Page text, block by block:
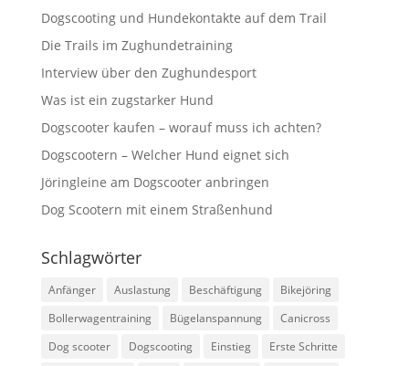
Dogscooting und Hundekontakte auf dem Trail
Die Trails im Zughundetraining
Interview über den Zughundesport
Was ist ein zugstarker Hund
Dogscooter kaufen – worauf muss ich achten?
Dogscootern – Welcher Hund eignet sich
Jöringleine am Dogscooter anbringen
Dog Scootern mit einem Straßenhund
Schlagwörter
Anfänger Auslastung Beschäftigung
Bikejöring
Bollerwagentraining
Bügelanspannung
Canicross
Dog scooter
Dogscooting Einstieg
Erste Schritte